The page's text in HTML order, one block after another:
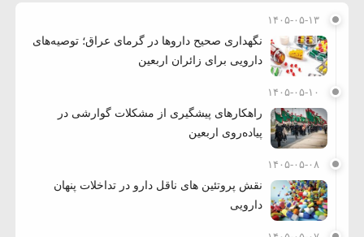
۱۴۰۵-۰۵-۱۳
نگهداری صحیح داروها در گرمای عراق؛ توصیه‌های
دارویی برای زائران اربعین
۱۴۰۵-۰۵-۱۰
راهکارهای پیشگیری از مشکلات گوارشی در
پیاده‌روی اربعین
۱۴۰۵-۰۵-۰۸
نقش پروتئین های ناقل دارو در تداخلات پنهان
دارویی